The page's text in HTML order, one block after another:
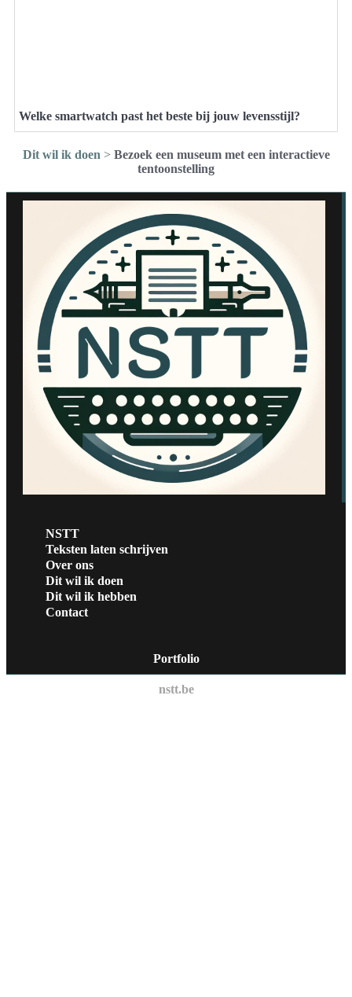
Welke smartwatch past het beste bij jouw levensstijl?
Dit wil ik doen > Bezoek een museum met een interactieve
tentoonstelling
NSTT
Teksten laten schrijven
Over ons
Dit wil ik doen
Dit wil ik hebben
Contact
Portfolio
nstt.be